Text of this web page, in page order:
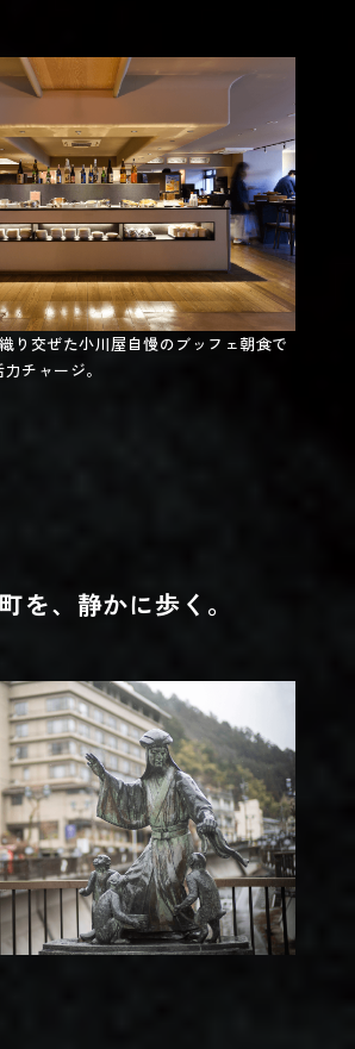
り交ぜた小川屋自慢のブッフェ朝食で
チャージ。
を、静かに歩く。